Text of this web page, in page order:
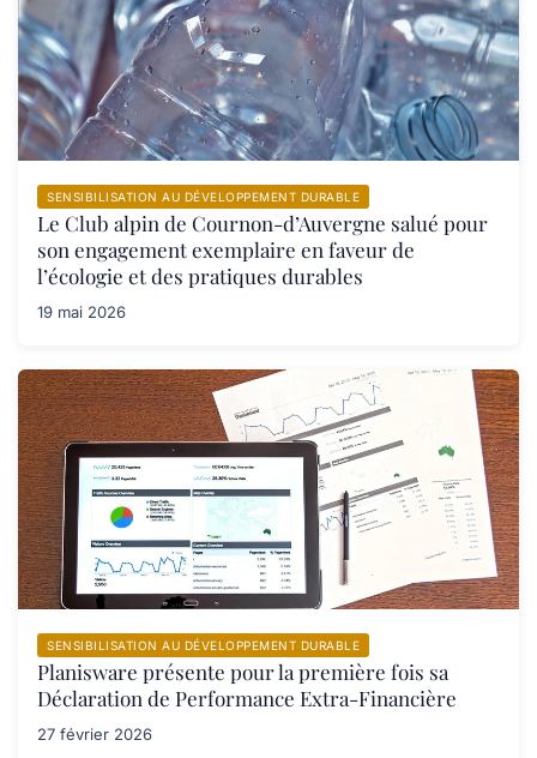
SENSIBILISATION AU DÉVELOPPEMENT DURABLE
Le Club alpin de Cournon-d’Auvergne salué pour
son engagement exemplaire en faveur de
l’écologie et des pratiques durables
19 mai 2026
SENSIBILISATION AU DÉVELOPPEMENT DURABLE
Planisware présente pour la première fois sa
Déclaration de Performance Extra-Financière
27 février 2026